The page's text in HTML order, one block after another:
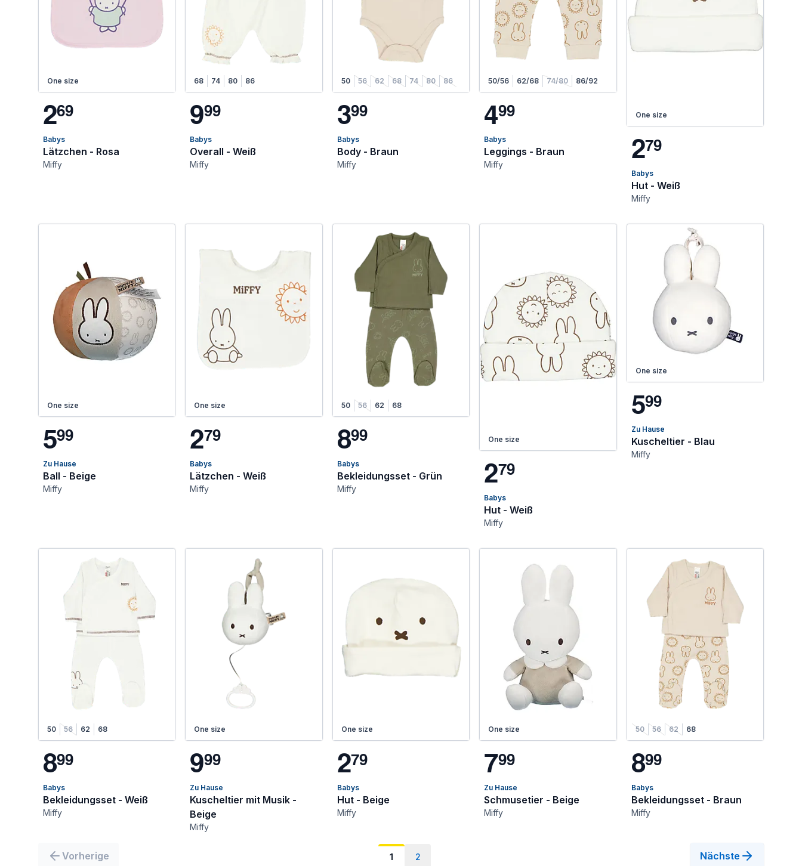
One size
269
Babys
Lätzchen - Rosa
Miffy
68 74 80 86
999
Babys
Overall - Weiß
Miffy
50 56 62 68 74 80 86
399
Babys
Body - Braun
Miffy
50/56 62/68 74/80 86/92
499
Babys
Leggings - Braun
Miffy
One size
279
Babys
Hut - Weiß
Miffy
One size
599
Zu Hause
Ball - Beige
Miffy
One size
279
Babys
Lätzchen - Weiß
Miffy
50 56 62 68
899
Babys
Bekleidungsset - Grün
Miffy
One size
279
Babys
Hut - Weiß
Miffy
One size
599
Zu Hause
Kuscheltier - Blau
Miffy
50 56 62 68
899
Babys
Bekleidungsset - Weiß
Miffy
One size
999
Zu Hause
Kuscheltier mit Musik -
Beige
Miffy
One size
279
Babys
Hut - Beige
Miffy
One size
799
Zu Hause
Schmusetier - Beige
Miffy
50 56 62 68
899
Babys
Bekleidungsset - Braun
Miffy
Vorherige 1 2 Nächste